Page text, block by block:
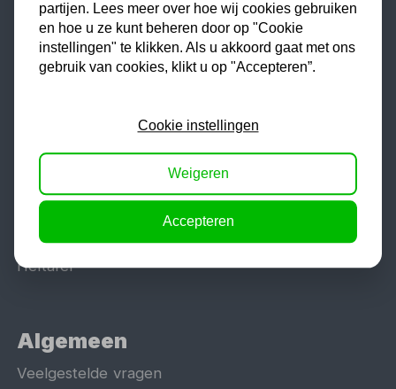
Populaire categorieën
Werkplaatsinrichting
Aggregaat
Hefbrug
Motorlift
Schaarlift
Heftafel
Algemeen
Veelgestelde vragen
partijen. Lees meer over hoe wij cookies gebruiken
en hoe u ze kunt beheren door op "Cookie
instellingen" te klikken. Als u akkoord gaat met ons
gebruik van cookies, klikt u op "Accepteren”.
Cookie instellingen
Weigeren
Accepteren